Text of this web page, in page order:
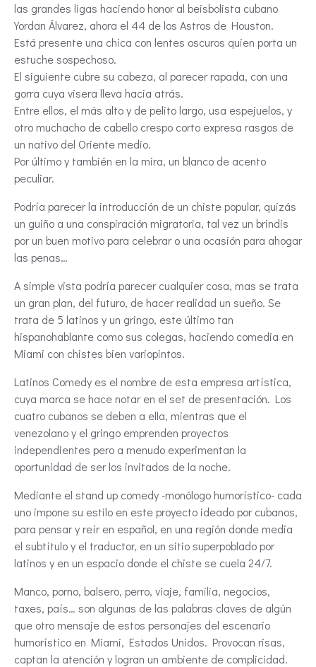
las grandes ligas haciendo honor al beisbolista cubano
Yordan Álvarez, ahora el 44 de los Astros de Houston.
Está presente una chica con lentes oscuros quien porta un
estuche sospechoso.
El siguiente cubre su cabeza, al parecer rapada, con una
gorra cuya visera lleva hacia atrás.
Entre ellos, el más alto y de pelito largo, usa espejuelos, y
otro muchacho de cabello crespo corto expresa rasgos de
un nativo del Oriente medio.
Por último y también en la mira, un blanco de acento
peculiar.
Podría parecer la introducción de un chiste popular, quizás
un guiño a una conspiración migratoria, tal vez un brindis
por un buen motivo para celebrar o una ocasión para ahogar
las penas…
A simple vista podría parecer cualquier cosa, mas se trata
un gran plan, del futuro, de hacer realidad un sueño. Se
trata de 5 latinos y un gringo, este último tan
hispanohablante como sus colegas, haciendo comedia en
Miami con chistes bien variopintos.
Latinos Comedy es el nombre de esta empresa artística,
cuya marca se hace notar en el set de presentación. Los
cuatro cubanos se deben a ella, mientras que el
venezolano y el gringo emprenden proyectos
independientes pero a menudo experimentan la
oportunidad de ser los invitados de la noche.
Mediante el stand up comedy -monólogo humorístico- cada
uno impone su estilo en este proyecto ideado por cubanos,
para pensar y reír en español, en una región donde media
el subtítulo y el traductor, en un sitio superpoblado por
latinos y en un espacio donde el chiste se cuela 24/7.
Manco, porno, balsero, perro, viaje, familia, negocios,
taxes, país… son algunas de las palabras claves de algún
que otro mensaje de estos personajes del escenario
humorístico en Miami, Estados Unidos. Provocan risas,
captan la atención y logran un ambiente de complicidad.